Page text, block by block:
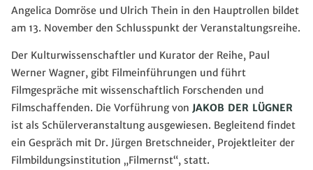
Angelica Domröse und Ulrich Thein in den Hauptrollen bildet
am 13. November den Schlusspunkt der Veranstaltungsreihe.
Der Kulturwissenschaftler und Kurator der Reihe, Paul
Werner Wagner, gibt Filmeinführungen und führt
Filmgespräche mit wissenschaftlich Forschenden und
Filmschaffenden. Die Vorführung von JAKOB DER LÜGNER
ist als Schülerveranstaltung ausgewiesen. Begleitend findet
ein Gespräch mit Dr. Jürgen Bretschneider, Projektleiter der
Filmbildungsinstitution „Filmernst“, statt.